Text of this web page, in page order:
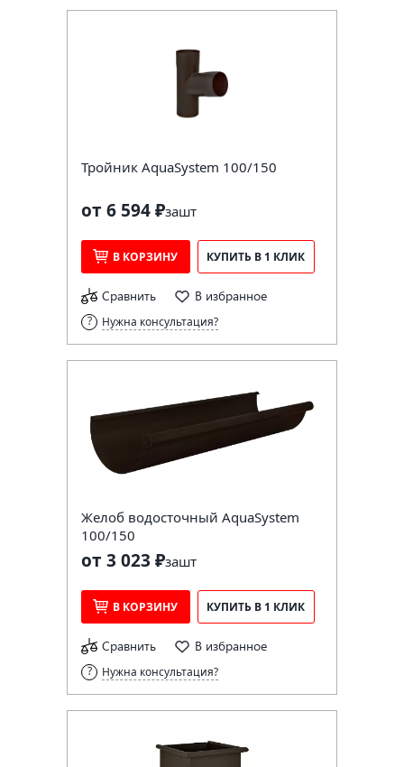
Тройник AquaSystem 100/150
от 6 594 ₽зашт
В КОРЗИНУ КУПИТЬ В 1 КЛИК
Сравнить В избранное
Нужна консультация?
Желоб водосточный AquaSystem
100/150
от 3 023 ₽зашт
В КОРЗИНУ КУПИТЬ В 1 КЛИК
Сравнить В избранное
Нужна консультация?